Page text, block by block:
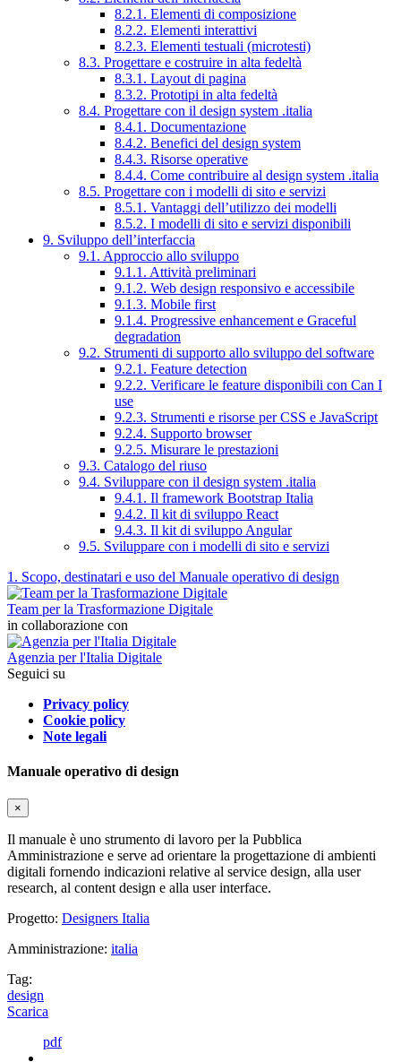
8.2.1. Elementi di composizione
8.2.2. Elementi interattivi
8.2.3. Elementi testuali (microtesti)
8.3. Progettare e costruire in alta fedeltà
8.3.1. Layout di pagina
8.3.2. Prototipi in alta fedeltà
8.4. Progettare con il design system .italia
8.4.1. Documentazione
8.4.2. Benefici del design system
8.4.3. Risorse operative
8.4.4. Come contribuire al design system .italia
8.5. Progettare con i modelli di sito e servizi
8.5.1. Vantaggi dell’utilizzo dei modelli
8.5.2. I modelli di sito e servizi disponibili
9. Sviluppo dell’interfaccia
9.1. Approccio allo sviluppo
9.1.1. Attività preliminari
9.1.2. Web design responsivo e accessibile
9.1.3. Mobile first
9.1.4. Progressive enhancement e Graceful
degradation
9.2. Strumenti di supporto allo sviluppo del software
9.2.1. Feature detection
9.2.2. Verificare le feature disponibili con Can I
use
9.2.3. Strumenti e risorse per CSS e JavaScript
9.2.4. Supporto browser
9.2.5. Misurare le prestazioni
9.3. Catalogo del riuso
9.4. Sviluppare con il design system .italia
9.4.1. Il framework Bootstrap Italia
9.4.2. Il kit di sviluppo React
9.4.3. Il kit di sviluppo Angular
9.5. Sviluppare con i modelli di sito e servizi
1. Scopo, destinatari e uso del Manuale operativo di design
Team per la Trasformazione Digitale
in collaborazione con
Agenzia per l'Italia Digitale
Seguici su
Privacy policy
Cookie policy
Note legali
Manuale operativo di design
×
Il manuale è uno strumento di lavoro per la Pubblica
Amministrazione e serve ad orientare la progettazione di ambienti
digitali fornendo indicazioni relative al service design, alla user
research, al content design e alla user interface.
Progetto: Designers Italia
Amministrazione: italia
Tag:
design
Scarica
pdf